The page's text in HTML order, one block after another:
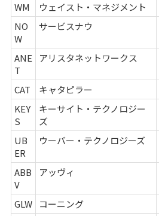
WM
ウェイスト・マネジメント
NO
W
サービスナウ
ANE
T
アリスタネットワークス
CAT
キャタピラー
KEY
S
キーサイト・テクノロジー
ズ
UB
ER
ウーバー・テクノロジーズ
ABB
V
アッヴィ
GLW コーニング